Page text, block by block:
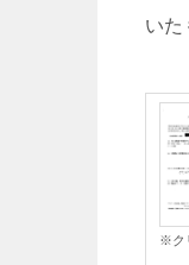
いた
※ク